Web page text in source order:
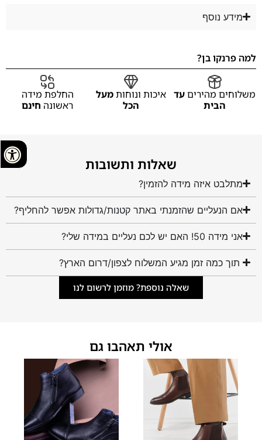
מידע נוסף
למה פרנקו בן?
משלוחים מהיריםעד
הבית
איכות ונוחותמעל
הכל
החלפת מידה
ראשונה חינם
שאלות ותשובות
מתלבט איזה מידה להזמין?
אם הנעליים שהזמנתי באתר קטנות/גדולות אפשר להחליף?
אני מידה 50! האם יש לכם נעליים במידה שלי?
תוך כמה זמן מגיע המשלוח לצפון/דרום הארץ?
שאלה נוספת? מוזמן לרשום לנו
אולי תאהבו גם